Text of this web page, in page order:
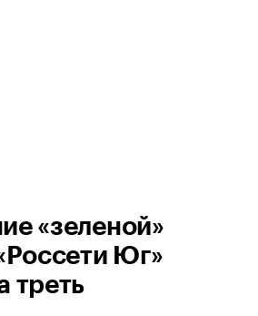
«зеленой»
Юг»
треть